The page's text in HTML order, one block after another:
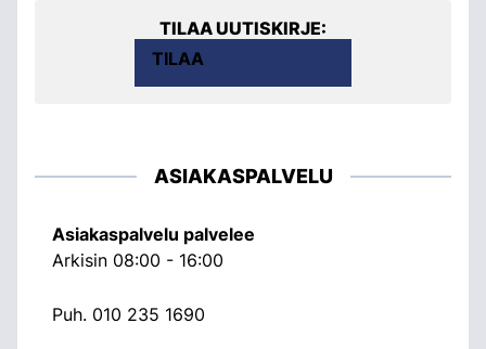
TILAA UUTISKIRJE:
TILAA
ASIAKASPALVELU
Asiakaspalvelu palvelee
Arkisin 08:00 - 16:00
Puh. 010 235 1690